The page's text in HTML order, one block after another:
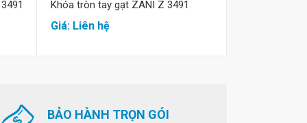
Khóa tròn tay gạt ZANI Z 3491
Giá: Liên hệ
BẢO HÀNH TRỌN GÓI